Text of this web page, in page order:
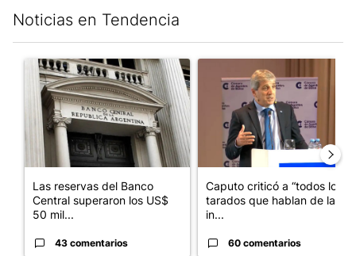
Noticias en Tendencia
Un artículo de tendencia con el título "Las reservas del Banco
Las reservas del Banco
Central superaron los US$
50 mil...
43 comentarios
Caputo criticó a “todos los
tarados que hablan de la
in...
60 comentarios